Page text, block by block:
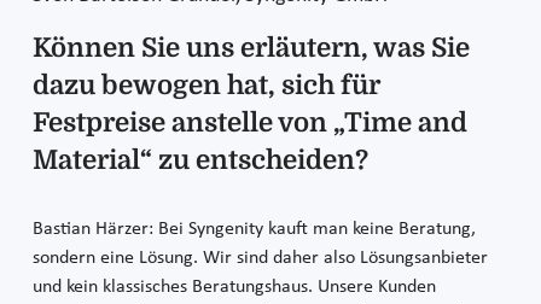
Können Sie uns erläutern, was Sie
dazu bewogen hat, sich für
Festpreise anstelle von „Time and
Material“ zu entscheiden?
Bastian Härzer: Bei Syngenity kauft man keine Beratung,
sondern eine Lösung. Wir sind daher also Lösungsanbieter
und kein klassisches Beratungshaus. Unsere Kunden